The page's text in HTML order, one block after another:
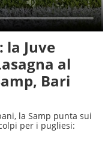
la Juve
al
Bari
la Samp punta sui
per i pugliesi: